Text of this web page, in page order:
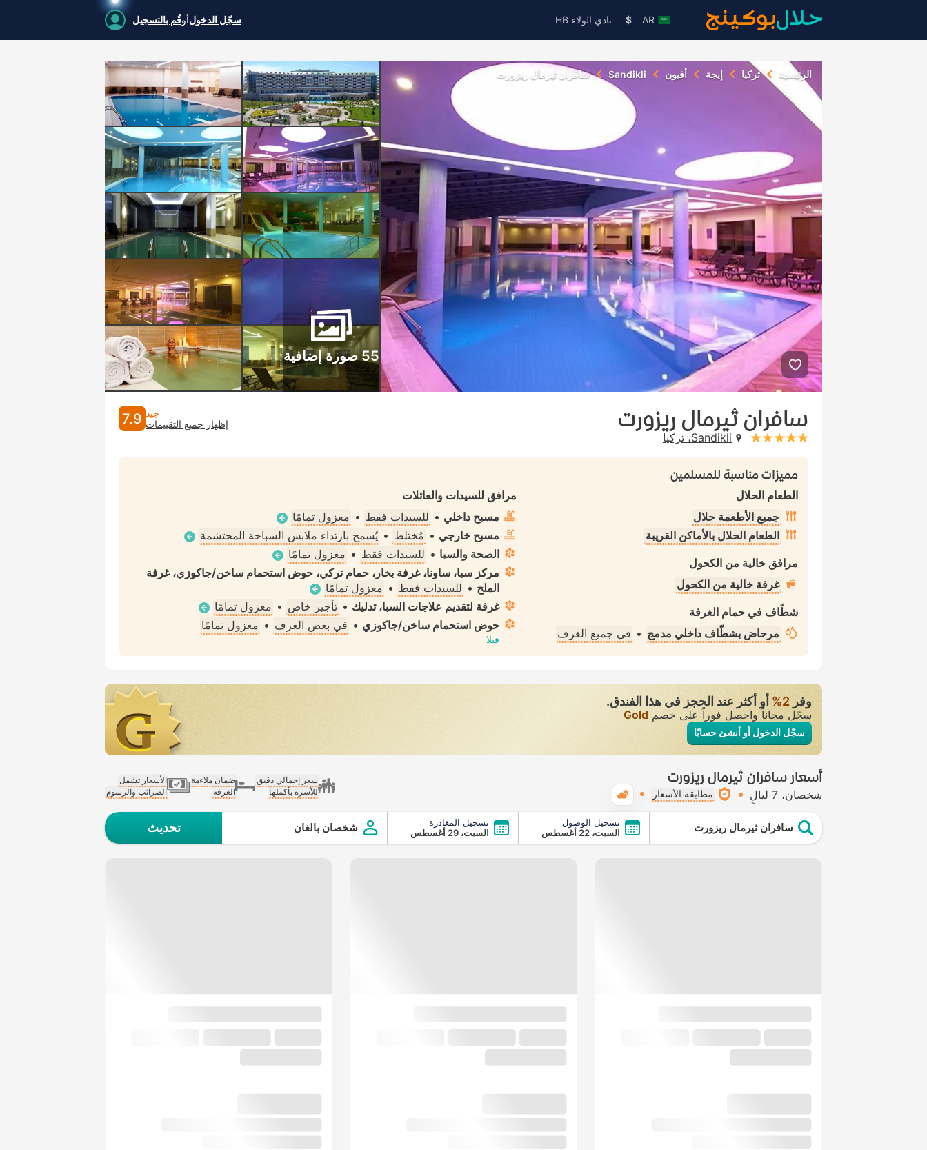
AR
$ نادي الولاء HB سجّل الدخولأوقُم بالتسجيل
الرئيسية تركيا إيجة أفيون Sandikli سافران ثيرمال ريزورت
55 صورة إضافية
سافران ثيرمال ريزورت
stars: 5Sandikli، تركيا
جيد
إظهار جميع التقييمات 7.9
مميزات مناسبة للمسلمين
الطعام الحلال
جميع الأطعمة حلال
الطعام الحلال بالأماكن القريبة
مرافق خالية من الكحول
غرفة خالية من الكحول
شطّاف في حمام الغرفة
مرحاض بشطّاف داخلي مدمج • في جميع الغرف
مرافق للسيدات والعائلات
مسبح داخلي • للسيدات فقط • معزول تمامًا
مسبح خارجي • مُختلط • يُسمح بارتداء ملابس السباحة المحتشمة
الصحة والسبا • للسيدات فقط • معزول تمامًا
مركز سبا، ساونا، غرفة بخار، حمام تركي، حوض استحمام ساخن/جاكوزي، غرفة
الملح • للسيدات فقط • معزول تمامًا
غرفة لتقديم علاجات السبا، تدليك • تأجير خاص • معزول تمامًا
حوض استحمام ساخن/جاكوزي • في بعض الغرف • معزول تمامًا
فيلا
وفر2‏% أو أكثر عند الحجز في هذا الفندق.
سجّل مجاناً واحصل فوراً على خصم Gold
سجّل الدخول أو أنشئ حسابًا
أسعار سافران ثيرمال ريزورت
شخصان 7 ليالٍ مطابقة الأسعار
سعر إجمالي دقيق
للأسرة بأكملها
ضمان ملاءمة
الغرفة
الأسعار تشمل
الضرائب والرسوم
سافران ثيرمال ريزورت
تسجيل الوصول
السبت، 22 أغسطس
تسجيل المغادرة
السبت، 29 أغسطس
شخصان بالغان تحديث